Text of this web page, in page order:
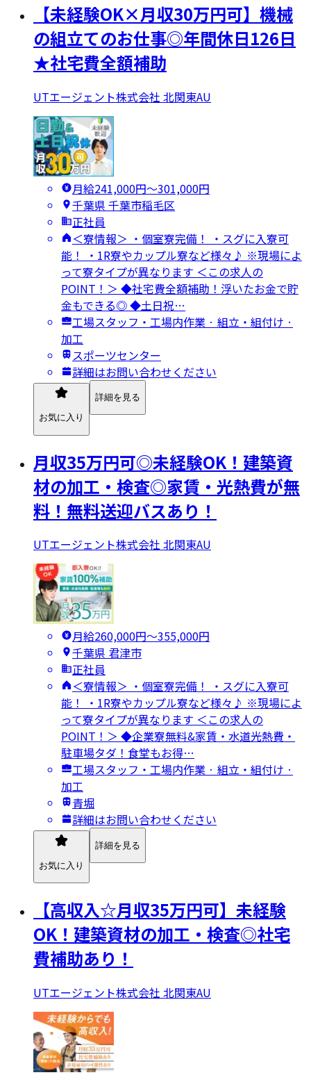
【未経験OK×月収30万円可】機械
の組立てのお仕事◎年間休日126日
★社宅費全額補助
UTエージェント株式会社 北関東AU
月給241,000円〜301,000円
千葉県 千葉市稲毛区
正社員
＜寮情報＞ ・個室寮完備！ ・スグに入寮可
能！ ・1R寮やカップル寮など様々♪ ※現場によ
って寮タイプが異なります ＜この求人の
POINT！＞ ◆社宅費全額補助！浮いたお金で貯
金もできる◎ ◆土日祝…
工場スタッフ・工場内作業 · 組立・組付け ·
加工
スポーツセンター
詳細はお問い合わせください
お気に入り
詳細を見る
月収35万円可◎未経験OK！建築資
材の加工・検査◎家賃・光熱費が無
料！無料送迎バスあり！
UTエージェント株式会社 北関東AU
月給260,000円〜355,000円
千葉県 君津市
正社員
＜寮情報＞ ・個室寮完備！ ・スグに入寮可
能！ ・1R寮やカップル寮など様々♪ ※現場によ
って寮タイプが異なります ＜この求人の
POINT！＞ ◆企業寮無料&家賃・水道光熱費・
駐車場タダ！食堂もお得…
工場スタッフ・工場内作業 · 組立・組付け ·
加工
青堀
詳細はお問い合わせください
お気に入り
詳細を見る
【高収入☆月収35万円可】未経験
OK！建築資材の加工・検査◎社宅
費補助あり！
UTエージェント株式会社 北関東AU